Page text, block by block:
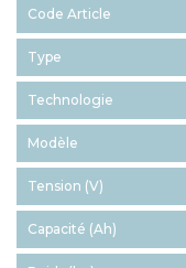
Code Article
Type
Technologie
Modèle
Tension (V)
Capacité (Ah)